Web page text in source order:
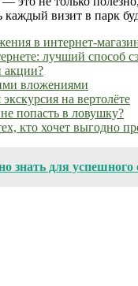
каждый визит в парк
в интернет-
лучший способ
акции?
вложениями
на вертолёте
попасть в ловушку?
кто хочет выгодно
знать для успешного